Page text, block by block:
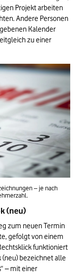
Projekt arbeiten
Andere Personen
Kalender
zu einer
– je nach
(neu)
zum neuen Termin
gefolgt von einem
funktioniert
bezeichnet alle
– mit einer